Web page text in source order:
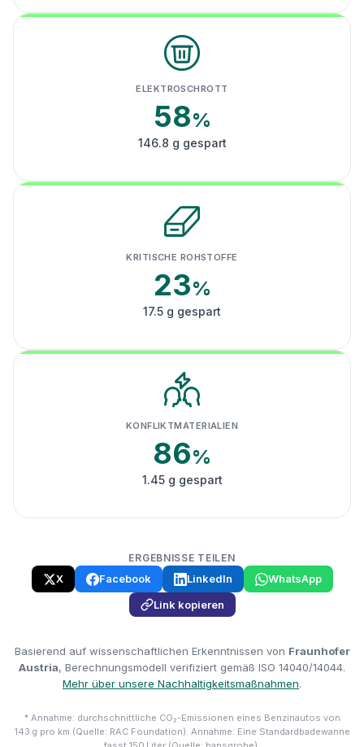
ELEKTROSCHROTT
58%
146.8 g gespart
KRITISCHE ROHSTOFFE
23%
17.5 g gespart
KONFLIKTMATERIALIEN
86%
1.45 g gespart
ERGEBNISSE TEILEN
X Facebook LinkedIn
WhatsApp
Link kopieren
Basierend auf wissenschaftlichen Erkenntnissen von Fraunhofer
Austria, Berechnungsmodell verifiziert gemäß ISO 14040/14044.
Mehr über unsere Nachhaltigkeitsmaßnahmen.
* Annahme: durchschnittliche CO₂-Emissionen eines Benzinautos von
143 g pro km (Quelle: RAC Foundation). Annahme: Eine Standardbadewanne